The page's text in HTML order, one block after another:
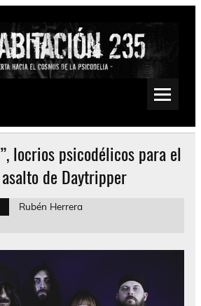
Doom, Sludge, Fuzz, Space, Drone
locrios psicodélicos para el
de Daytripper
Rubén Herrera